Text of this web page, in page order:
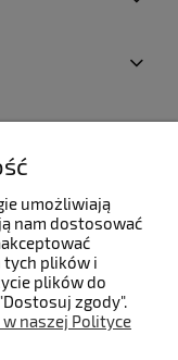
umożliwiają
nam dostosować
plików i
plików do
zgody".
naszej Polityce